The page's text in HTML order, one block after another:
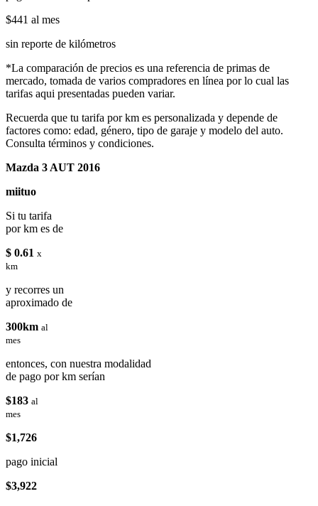
$441 al mes
sin reporte de kilómetros
*La comparación de precios es una referencia de primas de
mercado, tomada de varios compradores en línea por lo cual las
tarifas aqui presentadas pueden variar.
Recuerda que tu tarifa por km es personalizada y depende de
factores como: edad, género, tipo de garaje y modelo del auto.
Consulta términos y condiciones.
Mazda 3 AUT 2016
miituo
Si tu tarifa
por km es de
$ 0.61 x
km
y recorres un
aproximado de
300km al
mes
entonces, con nuestra modalidad
de pago por km serían
$183 al
mes
$1,726
pago inicial
$3,922